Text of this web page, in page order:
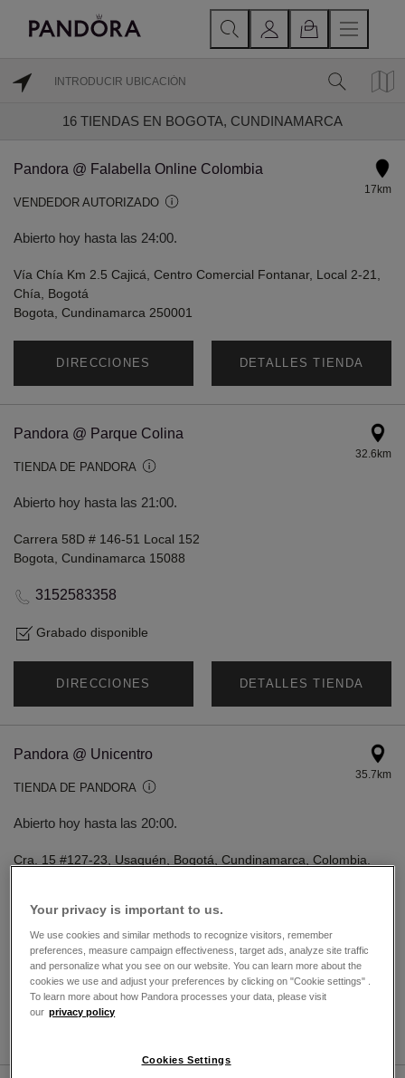
16 TIENDAS EN BOGOTA, CUNDINAMARCA
Pandora @ Falabella Online Colombia
VENDEDOR AUTORIZADO
Abierto hoy hasta las 24:00.
17km
Vía Chía Km 2.5 Cajicá, Centro Comercial Fontanar, Local 2-21,
Chía, Bogotá
Bogota, Cundinamarca 250001
DIRECCIONES DETALLES TIENDA
Pandora @ Parque Colina
TIENDA DE PANDORA
Abierto hoy hasta las 21:00.
32.6km
Carrera 58D # 146-51 Local 152
Bogota, Cundinamarca 15088
3152583358
Grabado disponible
DIRECCIONES DETALLES TIENDA
Pandora @ Unicentro
TIENDA DE PANDORA
Abierto hoy hasta las 20:00.
35.7km
Cra. 15 #127-23, Usaquén, Bogotá, Cundinamarca, Colombia.
3106076779
Grabado disponible
Your privacy is important to us.
We use cookies and similar methods to recognize visitors, remember
preferences, measure campaign effectiveness, target ads, analyze site traffic
and personalize what you see on our website. You can learn more about the
cookies we use and adjust your preferences by clicking on "Cookie settings" .
To learn more about how Pandora processes your data, please visit
our privacy policy
Cookies Settings